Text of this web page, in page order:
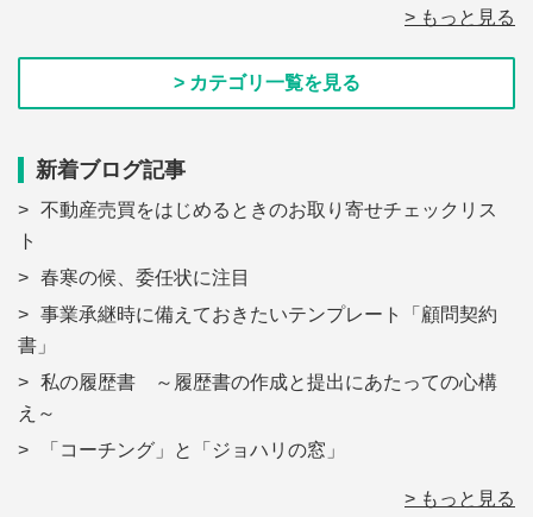
> もっと見る
> カテゴリ一覧を見る
新着ブログ記事
不動産売買をはじめるときのお取り寄せチェックリス
ト
春寒の候、委任状に注目
事業承継時に備えておきたいテンプレート「顧問契約
書」
私の履歴書 ～履歴書の作成と提出にあたっての心構
え～
「コーチング」と「ジョハリの窓」
> もっと見る